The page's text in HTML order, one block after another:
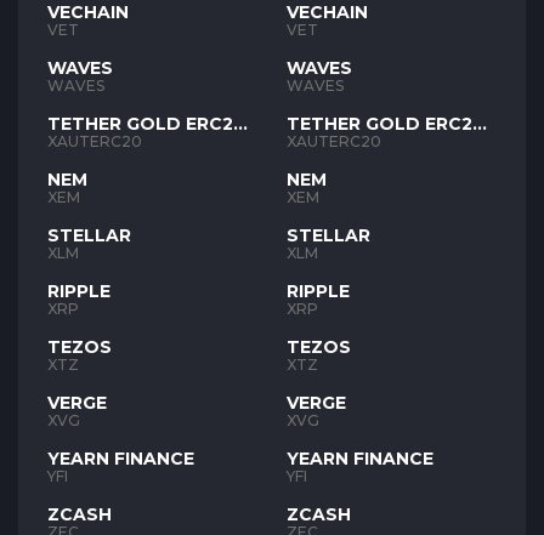
VECHAIN
VET
WAVES
WAVES
TETHER GOLD ERC20
XAUT
XAUTERC20
NEM
XEM
STELLAR
XLM
RIPPLE
XRP
TEZOS
XTZ
VERGE
XVG
YEARN FINANCE
YFI
ZCASH
VECHAIN
VET
WAVES
WAVES
TETHER GOLD ERC20
XAUT
XAUTERC20
NEM
XEM
STELLAR
XLM
RIPPLE
XRP
TEZOS
XTZ
VERGE
XVG
YEARN FINANCE
YFI
ZCASH